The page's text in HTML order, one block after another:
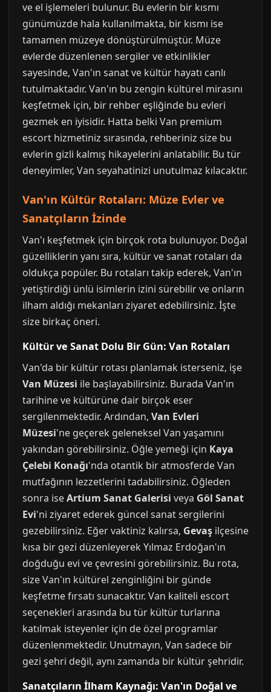
ve el işlemeleri bulunur. Bu evlerin bir kısmı
günümüzde hala kullanılmakta, bir kısmı ise
tamamen müzeye dönüştürülmüştür. Müze
evlerde düzenlenen sergiler ve etkinlikler
sayesinde, Van'ın sanat ve kültür hayatı canlı
tutulmaktadır. Van'ın bu zengin kültürel mirasını
keşfetmek için, bir rehber eşliğinde bu evleri
gezmek en iyisidir. Hatta belki Van premium
escort hizmetiniz sırasında, rehberiniz size bu
evlerin gizli kalmış hikayelerini anlatabilir. Bu tür
deneyimler, Van seyahatinizi unutulmaz kılacaktır.
Van'ın Kültür Rotaları: Müze Evler ve
Sanatçıların İzinde
Van'ı keşfetmek için birçok rota bulunuyor. Doğal
güzelliklerin yanı sıra, kültür ve sanat rotaları da
oldukça popüler. Bu rotaları takip ederek, Van'ın
yetiştirdiği ünlü isimlerin izini sürebilir ve onların
ilham aldığı mekanları ziyaret edebilirsiniz. İşte
size birkaç öneri.
Kültür ve Sanat Dolu Bir Gün: Van Rotaları
Van'da bir kültür rotası planlamak isterseniz, işe
Van Müzesi ile başlayabilirsiniz. Burada Van'ın
tarihine ve kültürüne dair birçok eser
sergilenmektedir. Ardından, Van Evleri
Müzesi'ne geçerek geleneksel Van yaşamını
yakından görebilirsiniz. Öğle yemeği için Kaya
Çelebi Konağı'nda otantik bir atmosferde Van
mutfağının lezzetlerini tadabilirsiniz. Öğleden
sonra iseArtium Sanat Galerisi veya Göl Sanat
Evi'ni ziyaret ederek güncel sanat sergilerini
gezebilirsiniz. Eğer vaktiniz kalırsa, Gevaş ilçesine
kısa bir gezi düzenleyerek Yılmaz Erdoğan'ın
doğduğu evi ve çevresini görebilirsiniz. Bu rota,
size Van'ın kültürel zenginliğini bir günde
keşfetme fırsatı sunacaktır. Van kaliteli escort
seçenekleri arasında bu tür kültür turlarına
katılmak isteyenler için de özel programlar
düzenlenmektedir. Unutmayın, Van sadece bir
gezi şehri değil, aynı zamanda bir kültür şehridir.
Sanatçıların İlham Kaynağı: Van'ın Doğal ve